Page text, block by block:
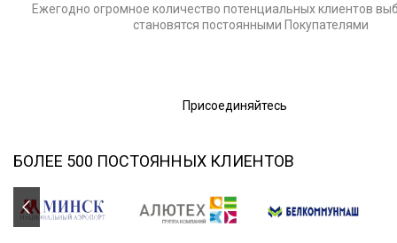
Ежегодно огромное количество потенциальных клиентов
становятся постоянными Покупателями
Присоединяйтесь
БОЛЕЕ 500 ПОСТОЯННЫХ КЛИЕНТОВ